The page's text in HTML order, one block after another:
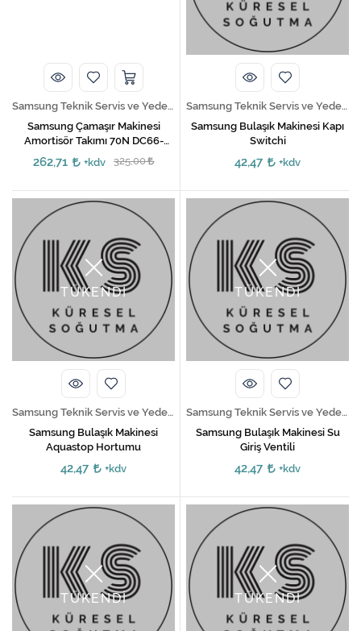
Samsung Teknik Servis ve Yedek Parça Hizmetleri
Samsung Çamaşır Makinesi
Amortisör Takımı 70N DC66-
00531A
262,71 +kdv 325,00
Samsung Teknik Servis ve Yedek Parça Hizmetleri
Samsung Bulaşık Makinesi Kapı
Switchi
42,47 +kdv
TÜKENDİ
Samsung Teknik Servis ve Yedek Parça Hizmetleri
Samsung Bulaşık Makinesi
Aquastop Hortumu
42,47 +kdv
TÜKENDİ
Samsung Teknik Servis ve Yedek Parça Hizmetleri
Samsung Bulaşık Makinesi Su
Giriş Ventili
42,47 +kdv
TÜKENDİ TÜKENDİ